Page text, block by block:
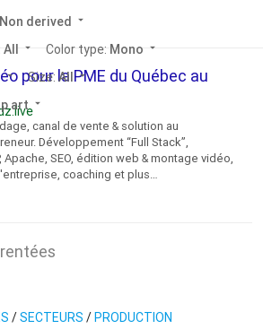
Non derived arrow_drop_down
All arrow_drop_down Color type: Mono arrow_drop_down
arrow_drop_down Size: All arrow_drop_down
art arrow_drop_down
pour la PME du Québec au
canal de vente & solution au
Développement “Full Stack”,
Apache, SEO, édition web & montage vidéo,
coaching et plus…
/SECTEURS /PRODUCTION